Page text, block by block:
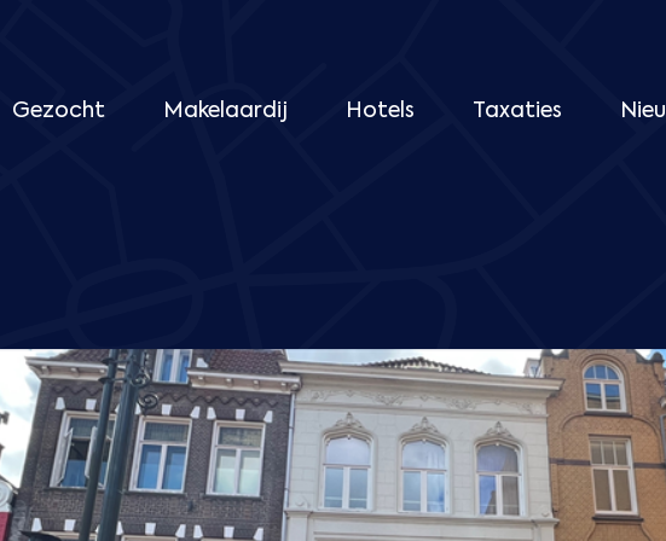
Gezocht Makelaardij Hotels Taxaties